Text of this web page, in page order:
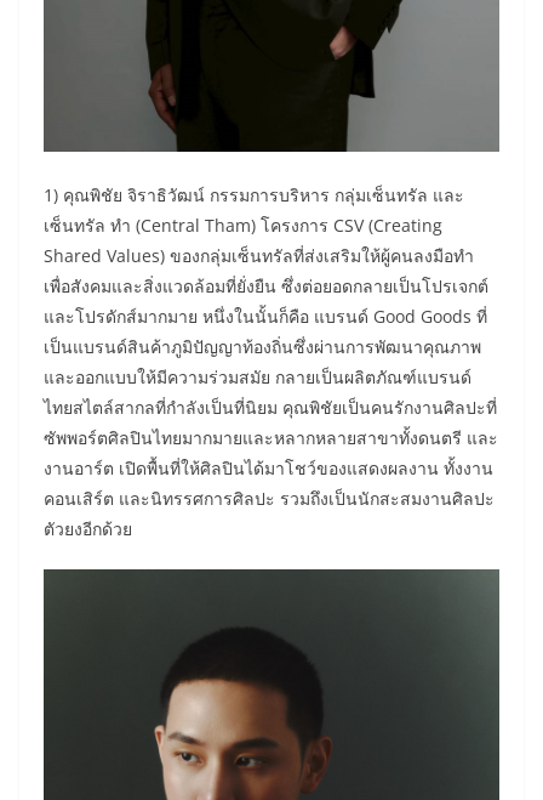
1) คุณพิชัย จิราธิวัฒน์ กรรมการบริหาร กลุ่มเซ็นทรัล และ
เซ็นทรัล ทำ (Central Tham) โครงการ CSV (Creating
Shared Values) ของกลุ่มเซ็นทรัลที่ส่งเสริมให้ผู้คนลงมือทำ
เพื่อสังคมและสิ่งแวดล้อมที่ยั่งยืน ซึ่งต่อยอดกลายเป็นโปรเจกต์
และโปรดักส์มากมาย หนึ่งในนั้นก็คือ แบรนด์ Good Goods ที่
เป็นแบรนด์สินค้าภูมิปัญญาท้องถิ่นซึ่งผ่านการพัฒนาคุณภาพ
และออกแบบให้มีความร่วมสมัย กลายเป็นผลิตภัณฑ์แบรนด์
ไทยสไตล์สากลที่กำลังเป็นที่นิยม คุณพิชัยเป็นคนรักงานศิลปะที่
ซัพพอร์ตศิลปินไทยมากมายและหลากหลายสาขาทั้งดนตรี และ
งานอาร์ต เปิดพื้นที่ให้ศิลปินได้มาโชว์ของแสดงผลงาน ทั้งงาน
คอนเสิร์ต และนิทรรศการศิลปะ รวมถึงเป็นนักสะสมงานศิลปะ
ตัวยงอีกด้วย